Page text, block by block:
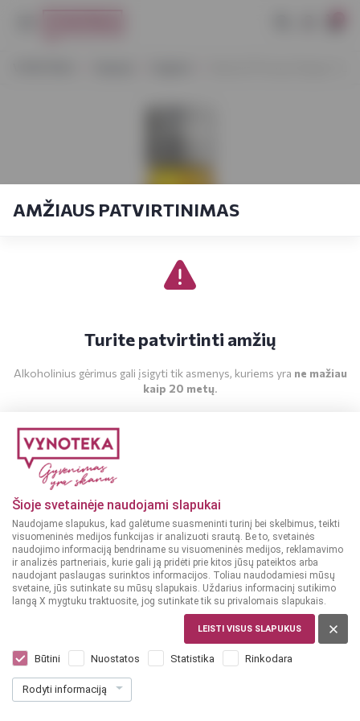
Šioje svetainėje naudojami slapukai
Naudojame slapukus, kad galėtume suasmeninti turinį bei skelbimus, teikti
visuomeninės medijos funkcijas ir analizuoti srautą. Be to, svetainės
naudojimo informaciją bendriname su visuomeninės medijos, reklamavimo
ir analizės partneriais, kurie gali ją pridėti prie kitos jūsų pateiktos arba
naudojant paslaugas surinktos informacijos. Toliau naudodamiesi mūsų
svetaine, jūs sutinkate su mūsų slapukais. Uždarius informacinį sutikimo
langą X mygtuku traktuosite, jog sutinkate tik su privalomais slapukais.
LEISTI VISUS SLAPUKUS
Būtini Nuostatos Statistika Rinkodara
Rodyti informaciją
AMŽIAUS PATVIRTINIMAS
Turite patvirtinti amžių
Alkoholinius gėrimus gali įsigyti tik asmenys, kuriems yra ne mažiau
kaip 20 metų.
Nemiroff Honey Pepper 1 L
Dar nėra balsų, galite įvertinti
2399€ 23.99 € / L